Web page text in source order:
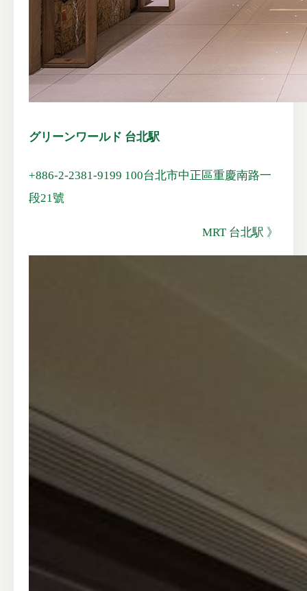
グリーンワールド 台北駅
+886-2-2381-9199 100台北市中正區重慶南路一
段21號
MRT 台北駅 》